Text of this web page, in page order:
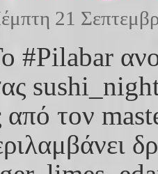
21
#Pilabar
τον